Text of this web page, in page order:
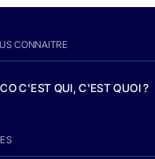
CONNAITRE
C'EST QUI, C'EST QUOI ?